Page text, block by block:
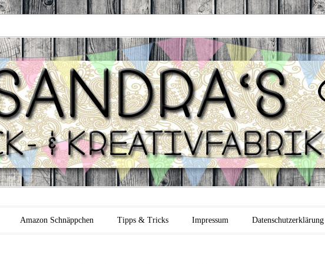
Backfabrik
Amazon Schnäppchen Tipps & Tricks Impressum Datenschutzerklärung